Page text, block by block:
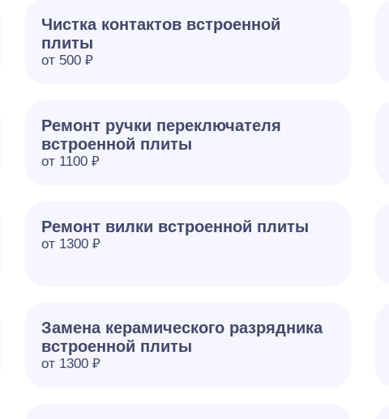
Чистка контактов встроенной
плиты
от 500 ₽
Ремонт ручки переключателя
встроенной плиты
от 1100 ₽
Ремонт вилки встроенной плиты
от 1300 ₽
Замена керамического разрядника
встроенной плиты
от 1300 ₽